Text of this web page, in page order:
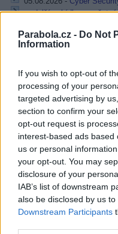
Parabola.cz - Do Not
Information
If you wish to opt-out of
processing of your
targeted advertising by
section to confirm your
opt-out request is
interest-based ads
us or personal
your opt-out. You may
disclosure of your
IAB’s list of downstream
also be disclosed by us
Downstream Participants
... další nabídky
Prima sport - co nabídne v
vysílacím týdnu